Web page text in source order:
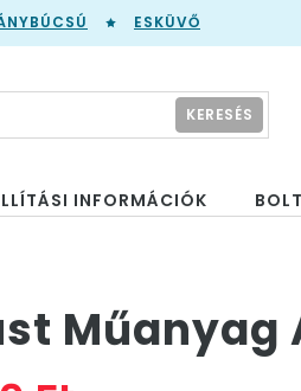
ESKÜVŐ
KERESÉS
INFORMÁCIÓK